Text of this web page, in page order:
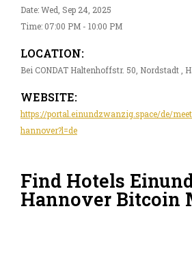
Date: Wed, Sep 24, 2025
Time: 07:00 PM - 10:00 PM
LOCATION:
Bei CONDAT Haltenhoffstr. 50, Nordstadt ,
WEBSITE:
https://portal.einundzwanzig.space/de/
hannover?l=de
Find Hotels
Hannover Bitcoin